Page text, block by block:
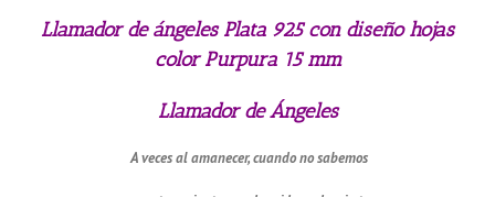
Llamador de ángeles Plata 925 con diseño hojas
color Purpura 15 mm
Llamador de Ángeles
A veces al amanecer, cuando no sabemos